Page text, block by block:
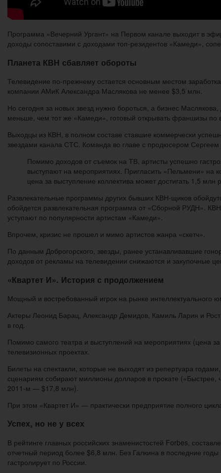
Программа «Вечерний Ургант» на Первом канале выходит в
доходы сопоставими с доходами топ-резидентов «Камеди»,
Планета КВН сбавляет обороты
Телевидение по-прежнему остается основным местом
компании АМиК Александра Маслякова не менее $3,5 млн.
Но сегодня за новых звезд нужно бороться, а бизнес
меньше, чем тот же «Камеди», готовый открывать франшизы по
Выходцы из КВН, в полном составе ставшие коммерчески
звездами канала СТС. Команда во главе с продюсером Сергеем
Помимо доходов от съемок на ТВ, артисты успешно
выступают на мероприятиях. Пригласить «Пельмени» на
цена за выступление коллектива может достигать 1,5 млн
Развлекательные программы других бывших КВН-щиков
обойдется развлекательная программа от «Сборной РУДН».
уступают по популярности артистам «Камеди».
Впрочем, кризис не прошел и мимо артистов жанра «скетч».
По данным Доброгорского, звезды, ранее устанавливавшие
доходов от рекламы на телевидении снижаются и закупочные
«Квартет И». История с продолжением
Мощный и востребованный игрок на рынке интеллектуального
Актеры Леонид Барац, Александр Демидов, Камиль Ларин и
в год.
Помимо самого театра и выступлений на мероприятиях (цена
телевизионных проектах.
Билеты на спектакли, которые не выходят из репертуара
сценариям собирают миллионы долларов в прокате
2011-м — $17,8 млн).
При этом «Квартет И» — практически предприятие полного
Успех, но не у всех
В рейтинге главных российских знаменистостей Forbes,
отчетный период более $6,8 млн. Без Галкина в последние
гастролирует по России.